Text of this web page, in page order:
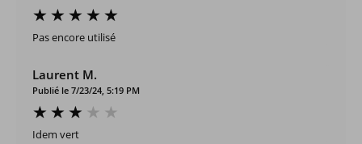
Pas encore utilisé
Laurent M.
Publié le 7/23/24, 5:19 PM
Idem vert